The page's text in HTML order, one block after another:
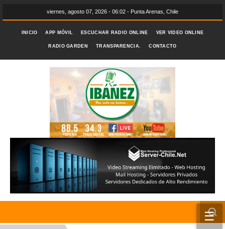
viernes, agosto 07, 2026 - 06:02 - Punta Arenas, Chile
INICIO APP MÓVIL ESCUCHAR RADIO ONLINE VER VIDEO ONLINE
RADIO GARDEN TRANSPARENCIA. CONTACTO
☰
INICIO